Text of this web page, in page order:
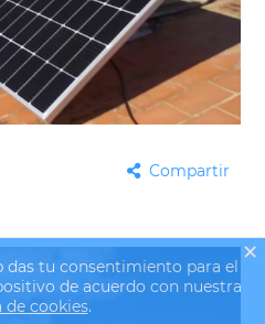
Compartir
das tu consentimiento para el
de acuerdo con nuestra
de cookies.